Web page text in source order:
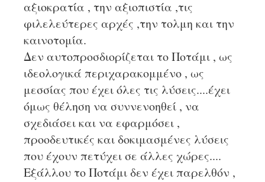
αξιοκρατία , την αξιοπιστία ,τις
φιλελεύτερες αρχές ,την τολμη και την
καινοτομία.
Δεν αυτοπροσδιορίζεται το Ποτάμι , ως
ιδεολογικά περιχαρακομμένο , ως
μεσσίας που έχει όλες τις λύσεις....έχει
όμως θέληση να συννενοηθεί , να
σχεδιάσει και να εφαρμόσει ,
προοδευτικές και δοκιμασμένες λύσεις
που έχουν πετύχει σε άλλες χώρες....
Εξάλλου το Ποτάμι δεν έχει παρελθόν ,